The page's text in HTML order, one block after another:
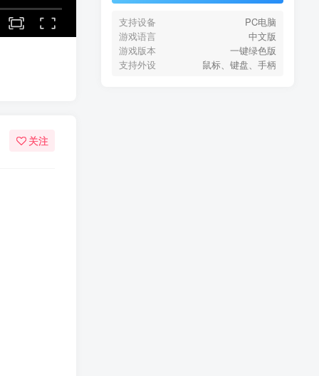
关注
支持设备
PC电脑
游戏语言
中文版
游戏版本
一键绿色版
支持外设
鼠标、键盘、手柄